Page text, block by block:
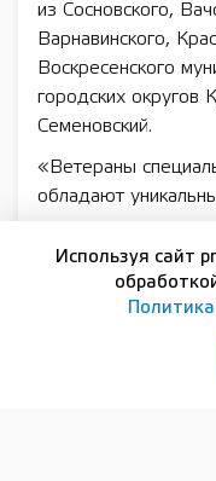
из Сосновского,
Варнавинского,
Воскресенского
городских округов
Семеновский.
«Ветераны
обладают
самых непростых
востребованы в
помогает
возможности в
Используя сайт